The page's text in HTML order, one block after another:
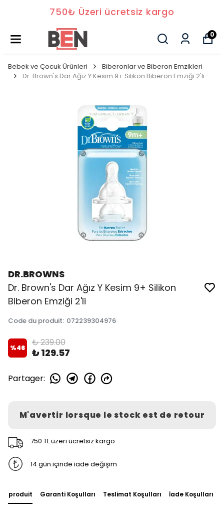
750₺ Üzeri ücretsiz kargo
0
Bebek ve Çocuk Ürünleri
Biberonlar ve Biberon Emzikleri
Dr. Brown's Dar Ağız Y Kesim 9+ Silikon Biberon Emziği 2'li
DR.BROWNS
Dr. Brown's Dar Ağız Y Kesim 9+ Silikon
Biberon Emziği 2'li
Code du produit: 072239304976
%46 ₺ 239.00
₺ 129.57
Partager:
M'avertir lorsque le stock est de retour
750 TL üzeri ücretsiz kargo
14 gün içinde iade değişim
produit Garanti Koşulları Teslimat Koşulları İade Koşulları